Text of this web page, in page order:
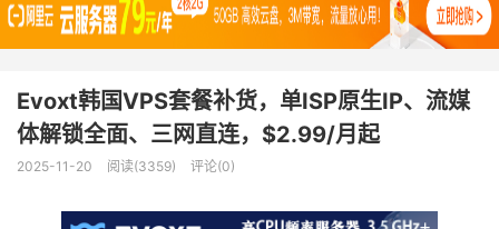
Evoxt韩国VPS套餐补货，单ISP原生IP、流媒
体解锁全面、三网直连，$2.99/月起
2025-11-20 阅读(3359) 评论(0)